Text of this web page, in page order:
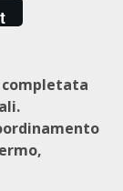
completata